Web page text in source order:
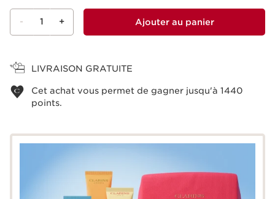
- 1 + Ajouter au panier
LIVRAISON GRATUITE
Cet achat vous permet de gagner jusqu'à 1440
points.